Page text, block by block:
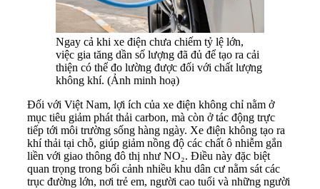
Ngay cả khi xe điện chưa chiếm tỷ lệ lớn,
việc gia tăng dần số lượng đã đủ để tạo ra cải
thiện có thể đo lường được đối với chất lượng
không khí. (Ảnh minh hoạ)
Đối với Việt Nam, lợi ích của xe điện không chỉ nằm ở
mục tiêu giảm phát thải carbon, mà còn ở tác động trực
tiếp tới môi trường sống hàng ngày. Xe điện không tạo ra
khí thải tại chỗ, giúp giảm nồng độ các chất ô nhiễm gắn
liền với giao thông đô thị như NO₂. Điều này đặc biệt
quan trọng trong bối cảnh nhiều khu dân cư nằm sát các
trục đường lớn, nơi trẻ em, người cao tuổi và những người